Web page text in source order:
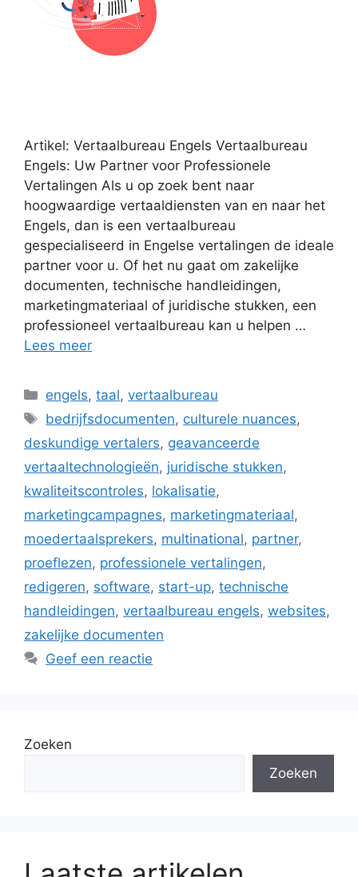
Artikel: Vertaalbureau Engels Vertaalbureau
Engels: Uw Partner voor Professionele
Vertalingen Als u op zoek bent naar
hoogwaardige vertaaldiensten van en naar het
Engels, dan is een vertaalbureau
gespecialiseerd in Engelse vertalingen de ideale
partner voor u. Of het nu gaat om zakelijke
documenten, technische handleidingen,
marketingmateriaal of juridische stukken, een
professioneel vertaalbureau kan u helpen …
Lees meer
Categorieën
engels,taal,vertaalbureau
Tags
bedrijfsdocumenten, culturele nuances,
deskundige vertalers, geavanceerde
vertaaltechnologieën, juridische stukken,
kwaliteitscontroles, lokalisatie,
marketingcampagnes, marketingmateriaal,
moedertaalsprekers, multinational, partner,
proeflezen, professionele vertalingen,
redigeren, software, start-up, technische
handleidingen, vertaalbureau engels, websites,
zakelijke documenten
Geef een reactie
Zoeken
Zoeken